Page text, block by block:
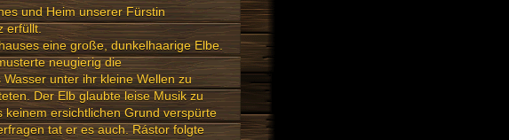
und Heim unserer Fürstin
erfüllt.
eine große, dunkelhaarige Elbe.
neugierig die
unter ihr kleine Wellen zu
Der Elb glaubte leise Musik zu
ersichtlichen Grund verspürte
tat er es auch. Rástor folgte